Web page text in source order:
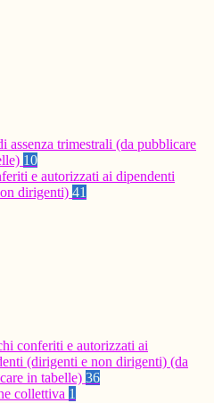
assenza trimestrali (da pubblicare
10
e autorizzati ai dipendenti
dirigenti) 41
conferiti e autorizzati ai
(dirigenti e non dirigenti) (da
in tabelle) 36
collettiva 1